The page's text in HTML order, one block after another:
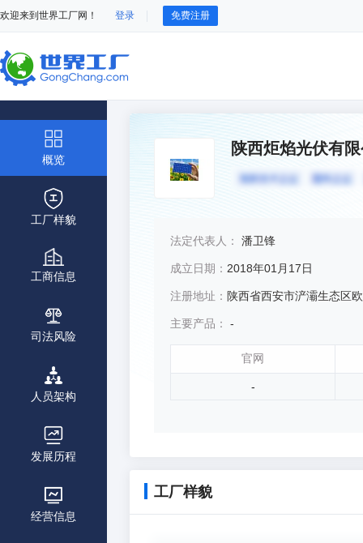
欢迎来到世界工厂网！ 登录 免费注册
概览
工厂样貌
工商信息
司法风险
人员架构
发展历程
经营信息
陕西炬焰光伏有
法定代表人： 潘卫锋
成立日期： 2018年01月17日
注册地址： 陕西省西安市浐灞生态区欧亚大道3939号欧亚国
主要产品： -
官网
-
工厂样貌